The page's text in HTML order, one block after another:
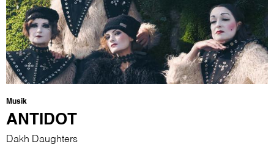
Musik
ANTIDOT
Dakh Daughters